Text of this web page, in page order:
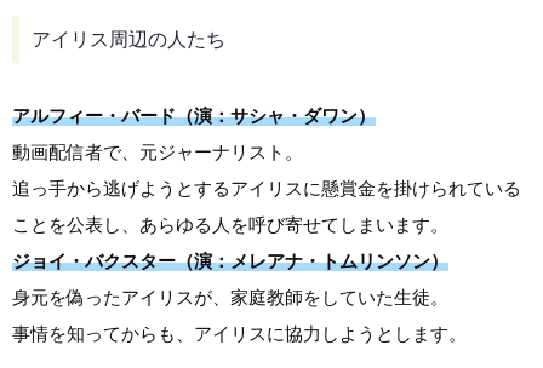
アイリス周辺の人たち
アルフィー・バード（演：サシャ・ダワン）
動画配信者で、元ジャーナリスト。
追っ手から逃げようとするアイリスに懸賞金を掛けられている
ことを公表し、あらゆる人を呼び寄せてしまいます。
ジョイ・バクスター（演：メレアナ・トムリンソン）
身元を偽ったアイリスが、家庭教師をしていた生徒。
事情を知ってからも、アイリスに協力しようとします。